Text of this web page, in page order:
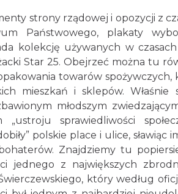
strony rządowej i opozycji z
Państwowego, plakaty
kolekcję używanych w
Star 25. Obejrzeć można tu
towarów spożywczych,
mieszkań i sklepów. Właśnie
młodszym
sprawiedliwości
polskie place i ulice, sławiąc
Znajdziemy tu
jednego z największych
który według